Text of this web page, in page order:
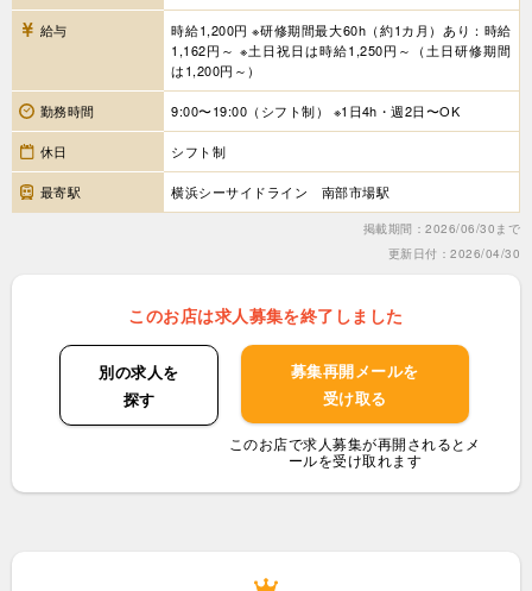
給与
時給1,200円 ※研修期間最大60h（約1カ月）あり：時給
1,162円～ ※土日祝日は時給1,250円～（土日研修期間
は1,200円～）
勤務時間 9:00〜19:00（シフト制） ※1日4h・週2日〜OK
休日 シフト制
最寄駅 横浜シーサイドライン 南部市場駅
掲載期間：2026/06/30まで
更新日付：2026/04/30
このお店は求人募集を終了しました
別の求人を
探す
募集再開メールを
受け取る
このお店で求人募集が再開されるとメ
ールを受け取れます